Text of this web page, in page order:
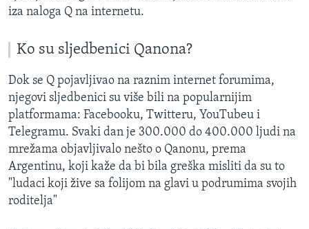
iza naloga Q na internetu.
Ko su sljedbenici Qanona?
Dok se Q pojavljivao na raznim internet forumima,
njegovi sljedbenici su više bili na popularnijim
platformama: Facebooku, Twitteru, YouTubeu i
Telegramu. Svaki dan je 300.000 do 400.000 ljudi na
mrežama objavljivalo nešto o Qanonu, prema
Argentinu, koji kaže da bi bila greška misliti da su to
"ludaci koji žive sa folijom na glavi u podrumima svojih
roditelja"